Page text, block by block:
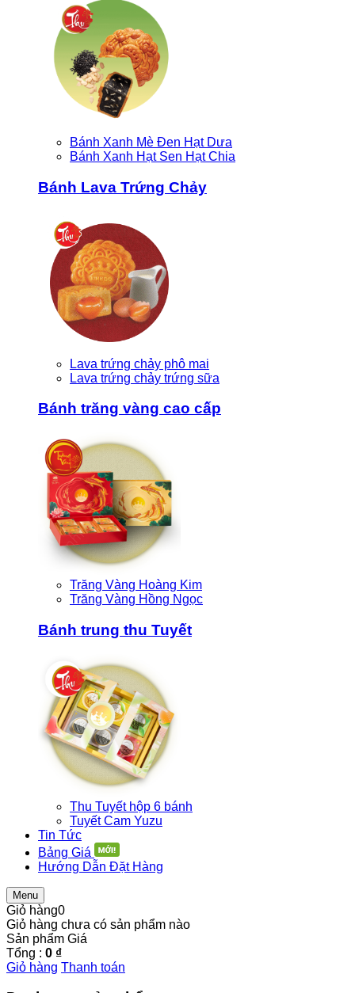
Bánh Xanh Mè Đen Hạt Dưa
Bánh Xanh Hạt Sen Hạt Chia
Bánh Lava Trứng Chảy
Lava trứng chảy phô mai
Lava trứng chảy trứng sữa
Bánh trăng vàng cao cấp
Trăng Vàng Hoàng Kim
Trăng Vàng Hồng Ngọc
Bánh trung thu Tuyết
Thu Tuyết hộp 6 bánh
Tuyết Cam Yuzu
Tin Tức
Bảng Giá
Hướng Dẫn Đặt Hàng
Menu
Giỏ hàng0
Giỏ hàng chưa có sản phẩm nào
Sản phẩm Giá
Tổng : 0 ₫
Giỏ hàng Thanh toán